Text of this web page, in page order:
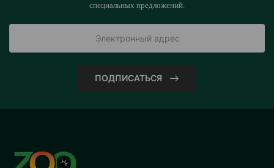
специальных предложений.
ПОДПИСАТЬСЯ